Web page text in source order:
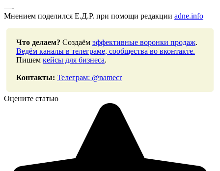
—-
Мнением поделился Е.Д.Р. при помощи редакции adne.info
Что делаем? Создаём эффективные воронки продаж.
Ведём каналы в телеграме, сообщества во вконтакте.
Пишем кейсы для бизнеса.
Контакты: Телеграм: @namecr
Оцените статью